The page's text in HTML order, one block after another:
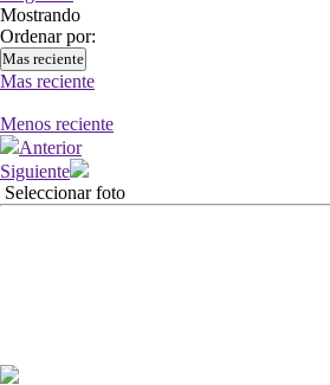
Mostrando
Ordenar por:
Mas reciente
Mas reciente
Menos reciente
Anterior
Siguiente
Seleccionar foto